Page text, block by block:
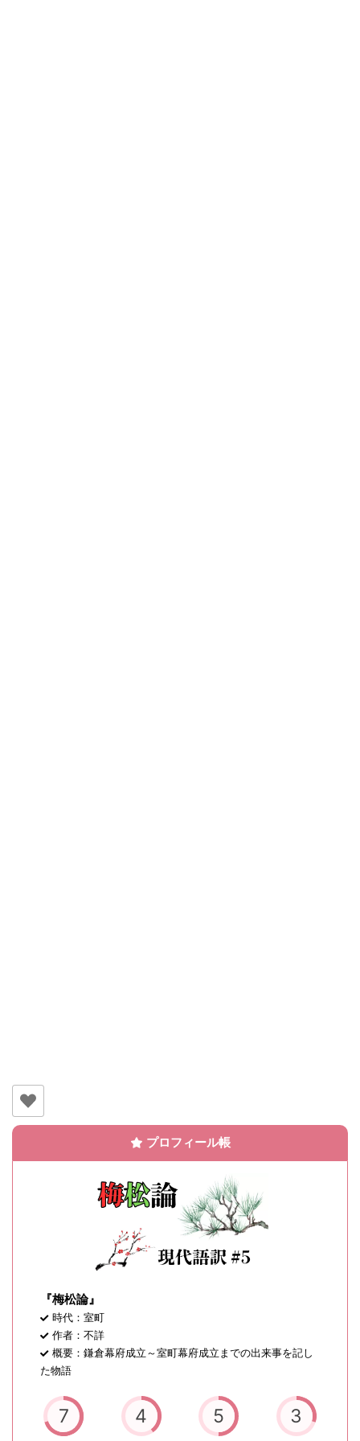
プロフィール帳
『梅松論』
時代：室町
作者：不詳
概要：鎌倉幕府成立～室町幕府成立までの出来事を記し
た物語
7 4 5 3